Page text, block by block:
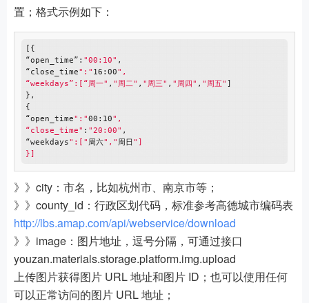
置；格式示例如下：
[{
“open_time”: "00:10" ,
“close_time":" 16:00",
“weekdays”:[“周一" , "周二" , "周三" , "周四" , "周五"
},
{
“open_time":"00:10",
“close_time" : "20:00" ,
“weekdays":[" 周六"," 周日 "]
》》city：市名，比如杭州市、南京市等；
》》county_id：行政区划代码，标准参考高德城市编码表
http://lbs.amap.com/api/webservice/download
》》image：图片地址，逗号分隔，可通过接口
youzan.materials.storage.platform.img.upload
上传图片获得图片 URL 地址和图片 ID；也可以使用任何
可以正常访问的图片 URL 地址；